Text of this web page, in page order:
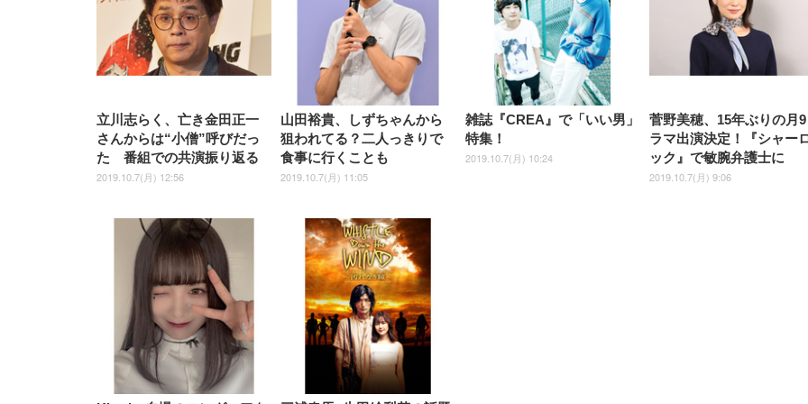
立川志らく、亡き金田正一
さんからは“小僧”呼びだっ
た 番組での共演振り返る
2019.10.7(月) 12:56
山田裕貴、しずちゃんから
狙われてる？二人っきりで
食事に行くことも
2019.10.7(月) 11:05
雑誌『CREA』で「いい男」
特集！
2019.10.7(月) 10:24
菅野美穂、15年ぶりの月
ラマ出演決定！『シャー
ック』で敏腕弁護士に
2019.10.7(月) 9:06